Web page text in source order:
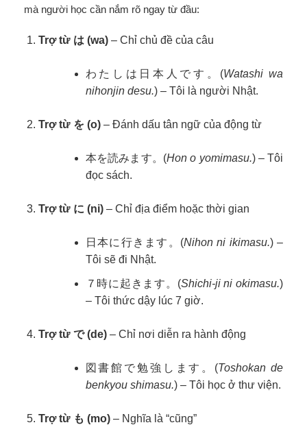
mà người học cần nắm rõ ngay từ đầu:
Trợ từ は (wa)– Chỉ chủ đề của câu
わたしは日本人です。(Watashi wa
nihonjin desu.) – Tôi là người Nhật.
Trợ từ を (o)– Đánh dấu tân ngữ của động từ
本を読みます。(Hon o yomimasu.) – Tôi
đọc sách.
Trợ từ に (ni)– Chỉ địa điểm hoặc thời gian
日本に行きます。(Nihon ni ikimasu.) –
Tôi sẽ đi Nhật.
７時に起きます。(Shichi-ji ni okimasu.)
– Tôi thức dậy lúc 7 giờ.
Trợ từ で (de)– Chỉ nơi diễn ra hành động
図書館で勉強します。(Toshokan de
benkyou shimasu.) – Tôi học ở thư viện.
Trợ từ も (mo)– Nghĩa là “cũng”